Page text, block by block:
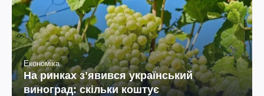
Економіка
На ринках зʼявився український
виноград: скільки коштує